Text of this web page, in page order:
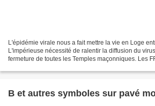
L'épidémie virale nous a fait mettre la vie en Loge
L'impérieuse nécessité de ralentir la diffusion du
fermeture de toutes les Temples maçonniques. Les
B et autres symboles sur pavé